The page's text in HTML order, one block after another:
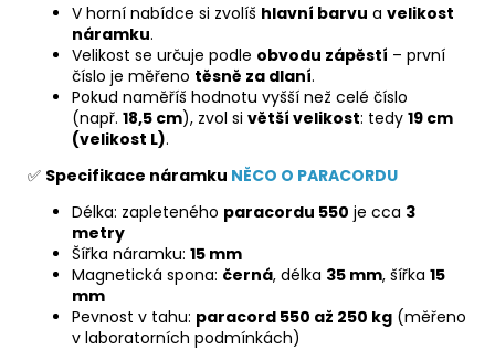
V horní nabídce si zvolíš hlavní barvu a velikost
náramku.
Velikost se určuje podle obvodu zápěstí – první
číslo je měřeno těsně za dlaní.
Pokud naměříš hodnotu vyšší než celé číslo
(např. 18,5 cm), zvol si větší velikost: tedy 19 cm
(velikost L).
✅ Specifikace náramku NĚCO O PARACORDU
Délka: zapleteného paracordu 550 je cca 3
metry
Šířka náramku: 15 mm
Magnetická spona: černá, délka 35 mm, šířka 15
mm
Pevnost v tahu: paracord 550 až 250 kg (měřeno
v laboratorních podmínkách)